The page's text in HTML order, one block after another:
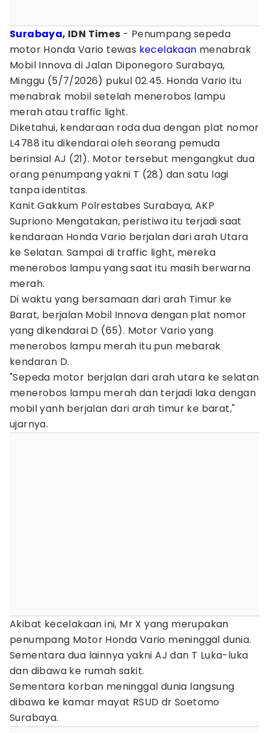
Surabaya, IDN Times - Penumpang sepeda
motor Honda Vario tewas kecelakaan menabrak
Mobil Innova di Jalan Diponegoro Surabaya,
Minggu (5/7/2026) pukul 02.45. Honda Vario itu
menabrak mobil setelah menerobos lampu
merah atau traffic light.
Diketahui, kendaraan roda dua dengan plat nomor
L4788 itu dikendarai oleh seorang pemuda
berinsial AJ (21). Motor tersebut mengangkut dua
orang penumpang yakni T (28) dan satu lagi
tanpa identitas.
Kanit Gakkum Polrestabes Surabaya, AKP
Supriono Mengatakan, peristiwa itu terjadi saat
kendaraan Honda Vario berjalan dari arah Utara
ke Selatan. Sampai di traffic light, mereka
menerobos lampu yang saat itu masih berwarna
merah.
Di waktu yang bersamaan dari arah Timur ke
Barat, berjalan Mobil Innova dengan plat nomor
yang dikendarai D (65). Motor Vario yang
menerobos lampu merah itu pun mebarak
kendaran D.
"Sepeda motor berjalan dari arah utara ke selatan
menerobos lampu merah dan terjadi laka dengan
mobil yanh berjalan dari arah timur ke barat,"
ujarnya.
Akibat kecelakaan ini, Mr X yang merupakan
penumpang Motor Honda Vario meninggal dunia.
Sementara dua lainnya yakni AJ dan T Luka-luka
dan dibawa ke rumah sakit.
Sementara korban meninggal dunia langsung
dibawa ke kamar mayat RSUD dr Soetomo
Surabaya.